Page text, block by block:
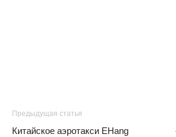
Предыдущая статья
Китайское аэротакси EHang